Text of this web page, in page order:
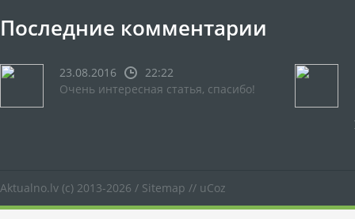
Последние комментарии
23.08.2016
22:22
Очень интересная статья, спасибо!
Aktualno.lv (c) 2013-2026 / Sitemap // uCoz